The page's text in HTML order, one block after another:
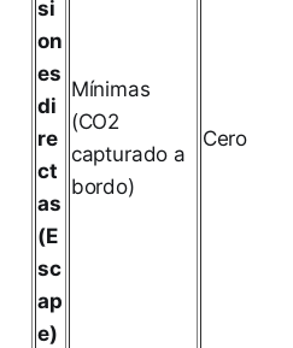
si
on
es
di
re
ct
as
(E
sc
ap
e)
Mínimas
(CO2
capturado a
bordo)
Cero